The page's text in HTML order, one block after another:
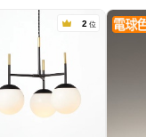
2 位